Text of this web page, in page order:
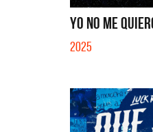
YO NO ME
2025
EN EL CIBER